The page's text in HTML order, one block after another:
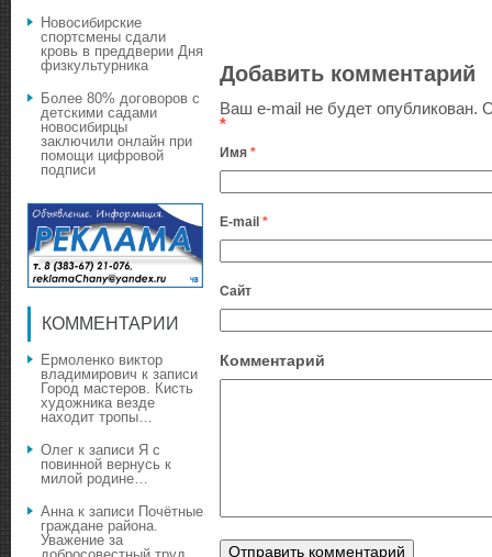
Добавить комментарий
Ваш e-mail не будет опубликован.
*
Имя *
E-mail *
Сайт
Комментарий
Новосибирские
спортсмены сдали
кровь в преддверии Дня
физкультурника
Более 80% договоров с
детскими садами
новосибирцы
заключили онлайн при
помощи цифровой
подписи
КОММЕНТАРИИ
Ермоленко виктор
владимирович к записи
Город мастеров. Кисть
художника везде
находит тропы…
Олег к записи Я с
повинной вернусь к
милой родине…
Аннак записи Почётные
граждане района.
Уважение за